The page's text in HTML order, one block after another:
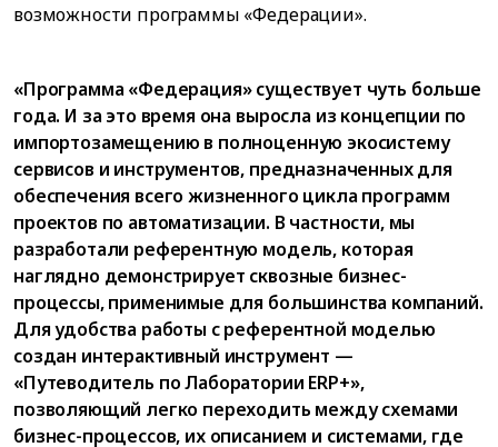
возможности программы «Федерации».
«Программа «Федерация» существует чуть больше
года. И за это время она выросла из концепции по
импортозамещению в полноценную экосистему
сервисов и инструментов, предназначенных для
обеспечения всего жизненного цикла программ
проектов по автоматизации. В частности, мы
разработали референтную модель, которая
наглядно демонстрирует сквозные бизнес-
процессы, применимые для большинства компаний.
Для удобства работы с референтной моделью
создан интерактивный инструмент —
«Путеводитель по Лаборатории ERP+»,
позволяющий легко переходить между схемами
бизнес-процессов, их описанием и системами, где